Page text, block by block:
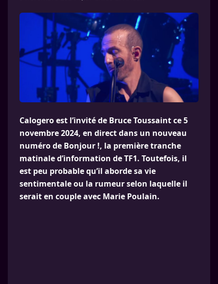
Calogero est l’invité de Bruce Toussaint ce 5
novembre 2024, en direct dans un nouveau
numéro de Bonjour !, la première tranche
matinale d’information de TF1. Toutefois, il
est peu probable qu’il aborde sa vie
sentimentale ou la rumeur selon laquelle il
serait en couple avec Marie Poulain.